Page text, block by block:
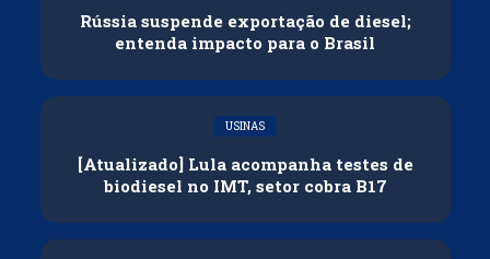
Rússia suspende exportação de diesel;
entenda impacto para o Brasil
USINAS
[Atualizado] Lula acompanha testes de
biodiesel no IMT, setor cobra B17